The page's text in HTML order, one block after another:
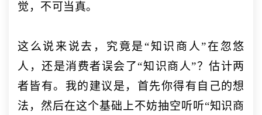
觉，不可当真。
这么说来说去，究竟是 “知识商人”在忽悠
人，还是消费者误会了“知识商人”？估计两
者皆有。我的建议是，首先你得有自己的想
法，然后在这个基础上不妨抽空听听“知识商